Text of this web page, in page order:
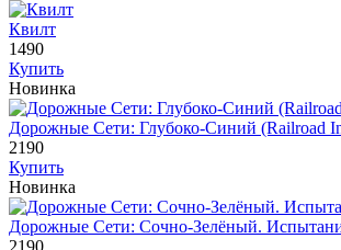
Квилт
1490
Купить
Новинка
Дорожные Сети: Глубоко-Синий (Railroad
2190
Купить
Новинка
Дорожные Сети: Сочно-Зелёный.
2190